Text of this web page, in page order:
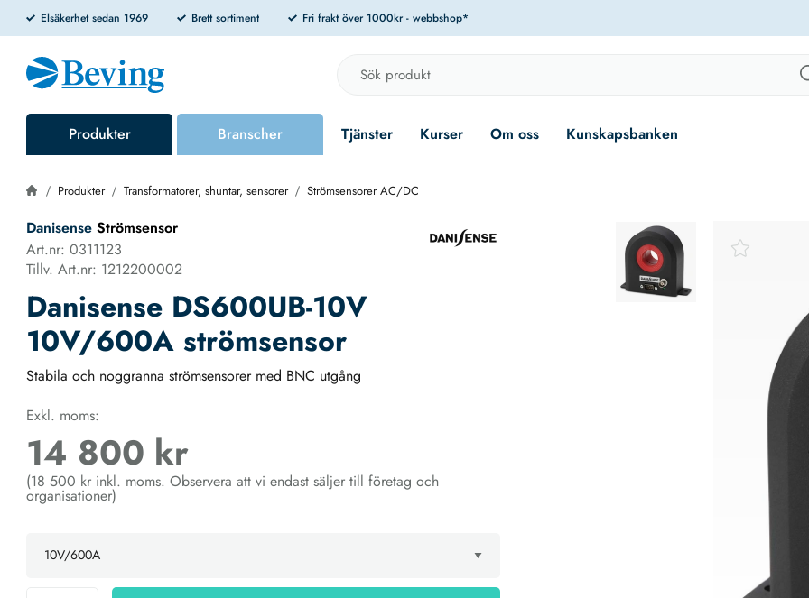
Elsäkerhet sedan 1969 Brett sortiment Fri frakt över 1000kr - webbshop*
Produkter Branscher Tjänster Kurser Om oss Kunskapsbanken
Produkter Transformatorer, shuntar, sensorer Strömsensorer AC/DC
Danisense Strömsensor
Art.nr: 0311123
Tillv. Art.nr: 1212200002
Danisense DS600UB-10V
10V/600A strömsensor
Stabila och noggranna strömsensorer med BNC utgång
Exkl. moms:
14 800 kr
(18 500 kr inkl. moms. Observera att vi endast säljer till företag och
organisationer)